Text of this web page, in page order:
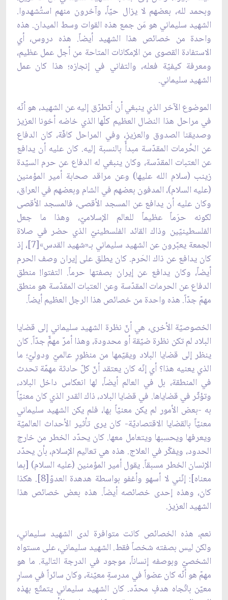
وبحمد لله، بعضهم لا يزال حيّاً، وآخرون منهم استُشهدوا.
الشهيد سليماني هو مَن جمع هذه القوات وسط الميدان. هذه
واحدة من خصائص هذا الشهيد أيضاً. هذه دروس، أي
الاستفادة القصوى من الإمكانات المتاحة من أجل عمل عظيم،
ومعرفة كيفيّة فعله، والتفاني في إنجازه؛ هذا كان عمل
الشهيد سليماني.
الموضوع الآخر الذي ينبغي أن أتطرّق إليه عن الشهيد، هو أنّه
في مراحل هذا النضال العظيم كلّها الذي خاضه أخونا العزيز
وصديقنا الصدوق والعزيز، وفي المراحل كافّة، كان الدفاع
عن الحُرمات المقدّسة مبدأً بالنسبة إليه. كان عليه أن يدافع
عن العتبات المقدّسة، وكان ينبغي له الدفاع عن حرم السيّدة
زينب (سلام الله عليها) وعن مراقد صحابة أمير المؤمنين
(عليه السلام)، المدفون بعضهم في الشام وبعضهم في العراق،
وكان عليه أن يدافع عن المسجد الأقصى، فالمسجد الأقصى
لكونه حرَماً عظيماً للعالم الإسلاميّ، وهذا ما جعل
الفلسطينيّين وذاك القائد الفلسطينيّ الذي حضر في صلاة
الجمعة يعبّرون عن الشهيد سليماني بـ«شهيد القدس»[7]، إذ
كان يدافع عن ذاك الحَرم. كان يطلق على إيران وصف الحرم
أيضاً، وكان يدافع عن إيران بصفتها حرماً. التفتوا! منطق
الدفاع عن الحرمات المقدّسة وعن العتبات المقدّسة هو منطق
مهمّ جدّاً. هذه واحدة من خصائص هذا الرجل العظيم أيضاً.
الخصوصيّة الأخرى، هي أنّ نظرة الشهيد سليماني إلى قضايا
البلاد لم تكن نظرة ضيّقة أو محدودة، وهذا أمرٌ مهمٌّ جدّاً. كان
ينظر إلى قضايا البلاد ويقيّمها من منظورٍ عالميّ ودوليّ؛ ما
الذي يعنيه هذا؟ أي إنّه كان يعتقد أنّ كلّ حادثة مهمّة تحدث
في المنطقة، بل في العالم أيضاً، لها انعكاس داخل البلاد،
وتؤثّر في قضاياها. في قضايا البلاد، ذاك القدر الذي كان معنيّاً
به -بعض الأمور لم يكن معنيّاً بها، فلم يكن الشهيد سليماني
معنيّاً بالقضايا الاقتصاديّة- كان يرى تأثير الأحداث العالميّة
ويعرفها ويحسبها ويتعامل معها. كان يحدّد الخطر من خارج
الحدود، ويفكّر في العلاج. هذه هي تعاليم الإسلام، بأن يحدّد
الإنسان الخطر مسبقاً. يقول أمير المؤمنين (عليه السلام) [بما
معناه]: إنّني لا أسهو وأغفو بواسطة هدهدة العدوّ[8]. هكذا
كان، وهذه إحدى خصائصه أيضاً. هذه بعض خصائص هذا
الشهيد العزيز.
نعم، هذه الخصائص كانت متوافرة لدى الشهيد سليماني،
ولكن ليس بصفته شخصاً فقط. الشهيد سليماني، على مستواه
الشخصيّ وبوصفه إنساناً، موجود في الدرجة التالية. ما هو
مهمّ هو أنّه كان عضواً في مدرسةٍ معيّنة، وكان سائراً في مسارٍ
معيّن باتّجاه هدفٍ محدّد. كان الشهيد سليماني يتمتّع بهذه